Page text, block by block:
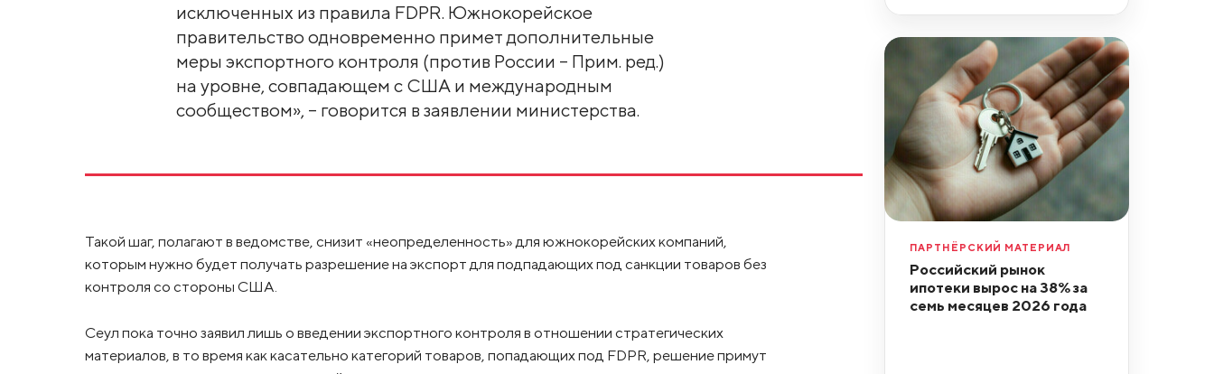
исключенных из правила FDPR. Южнокорейское
правительство одновременно примет дополнительные
меры экспортного контроля (против России – Прим. ред.)
на уровне, совпадающем с США и международным
сообществом», – говорится в заявлении министерства.
Такой шаг, полагают в ведомстве, снизит «неопределенность» для южнокорейских компаний,
которым нужно будет получать разрешение на экспорт для подпадающих под санкции товаров без
контроля со стороны США.
Сеул пока точно заявил лишь о введении экспортного контроля в отношении стратегических
материалов, в то время как касательно категорий товаров, попадающих под FDPR, решение примут
ПАРТНЁРСКИЙ МАТЕРИАЛ
Российский рынок
ипотеки вырос на 38% за
семь месяцев 2026 года